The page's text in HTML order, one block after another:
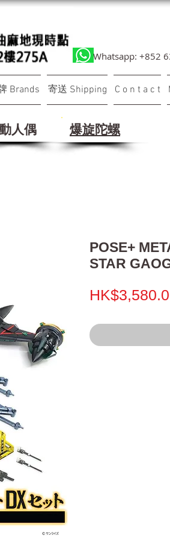
Whatsapp: +852
Brands 寄送 Shipping C o n t a c t
人偶 ​爆旋陀螺
POSE+
STAR